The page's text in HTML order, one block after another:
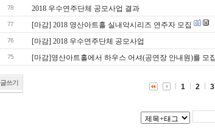
78 2018 우수연주단체 공모사업 결과
77 [마감] 2018 영산아트홀 실내악시리즈 연주자 모집
76 [마감] 2018 우수연주단체 공모사업
75 [마감]영산아트홀에서 하우스 어셔(공연장 안내원)를 모
글쓰기 1 2 3